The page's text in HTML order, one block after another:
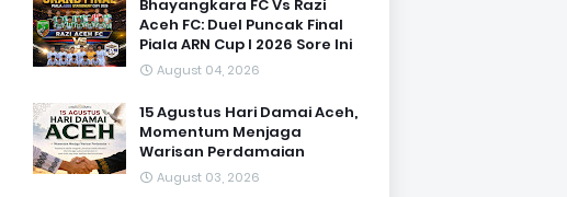
Bhayangkara FC Vs Razi
Aceh FC: Duel Puncak Final
Piala ARN Cup I 2026 Sore Ini
August 04, 2026
15 Agustus Hari Damai Aceh,
Momentum Menjaga
Warisan Perdamaian
August 03, 2026